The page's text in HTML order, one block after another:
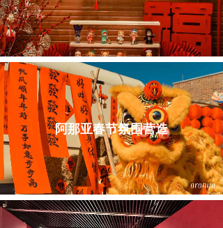
阿那亚春节氛围营造